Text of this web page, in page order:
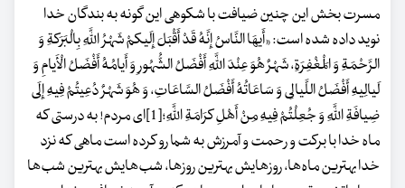
مسرت بخش این چنین ضیافت با شکوهی این گونه به بندگان خدا
نوید داده شده است: «أَیهَا النَّاسُ إِنَّهُ قَدْ أَقْبَلَ إِلَیکمْ شَهْرُ اللَّهِ بِالْبَرَکةِ وَ
الرَّحْمَةِ وَ الْمَغْفِرَةِ، شَهْرٌ هُوَ عِنْدَ اللَّهِ أَفْضَلُ الشُّهُورِ وَ أَیامُهُ أَفْضَلُ الْأَیامِ وَ
لَیالِیهِ أَفْضَلُ اللَّیالِی وَ سَاعَاتُهُ أَفْضَلُ السَّاعَاتِ، وَ هُوَ شَهْرٌ دُعِیتُمْ فِیهِ إِلَی
ضِیافَةِ اللَّهِ وَ جُعِلْتُمْ فِیهِ مِنْ أَهْلِ کرَامَةِ اللَّهِ؛[1]‌ای مردم! به درستی که
ماه خدا با برکت و رحمت و آمرزش به شما رو کرده است ماهی که نزد
خدا بهترین ماه‌ها، روزهایش بهترین روزها، شب‌هایش بهترین شب‌ها